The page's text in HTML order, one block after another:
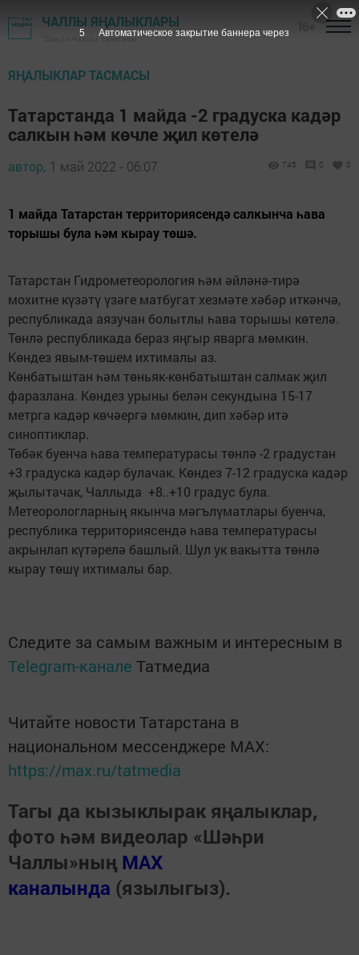
ЧАЛЛЫ ЯҢАЛЫКЛАРЫ
"Шәһри Чаллы" газетасы
ЯҢАЛЫКЛАР ТАСМАСЫ
Татарстанда 1 майда -2 градуска кадәр
салкын һәм көчле җил көтелә
автор, 1 май 2022 - 06:07 745 0 0
1 майда Татарстан территориясендә салкынча һава
торышы була һәм кырау төшә.
Татарстан Гидрометеорология һәм әйләнә-тирә
мохитне күзәтү үзәге матбугат хезмәте хәбәр иткәнчә,
республикада аязучан болытлы һава торышы көтелә.
Төнлә республикада бераз яңгыр яварга мөмкин.
Көндез явым-төшем ихтималы аз.
Көнбатыштан һәм төньяк-көнбатыштан салмак җил
фаразлана. Көндез урыны белән секундына 15-17
метрга кадәр көчәергә мөмкин, дип хәбәр итә
синоптиклар.
Төбәк буенча һава температурасы төнлә -2 градустан
+3 градуска кадәр булачак. Көндез 7-12 градуска кадәр
җылытачак, Чаллыда +8..+10 градус була.
Метеорологларның якынча мәгълүматлары буенча,
республика территориясендә һава температурасы
акрынлап күтәрелә башлый. Шул ук вакытта төнлә
кырау төшү ихтималы бар.
Следите за самым важным и интересным в
Telegram-канале Татмедиа
Читайте новости Татарстана в
национальном мессенджере MАХ:
https://max.ru/tatmedia
Тагы да кызыклырак яңалыклар,
фото һәм видеолар «Шәһри
Чаллы»ның MAX
каналында (язылыгыз).
4 Автоматическое закрытие баннера через